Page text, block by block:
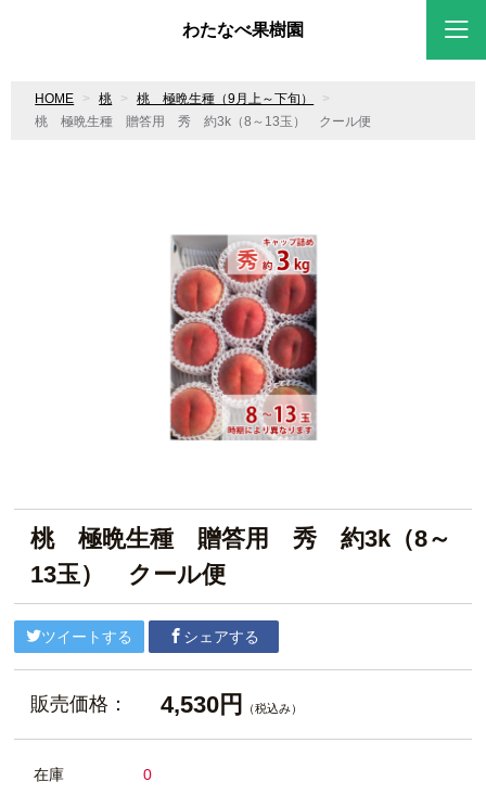
わたなべ果樹園
HOME 桃
桃 極晩生種（9月上～下旬）
桃 極晩生種 贈答用 秀 約3k（8～13玉） クール便
桃 極晩生種 贈答用 秀 約3k（8～
13玉） クール便
ツイートする シェアする
販売価格： 4,530円 （税込み）
在庫 0